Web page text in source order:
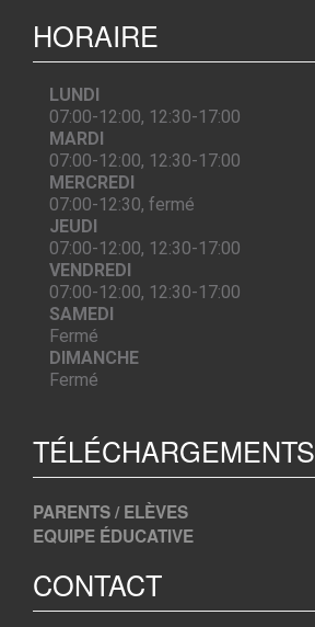
HORAIRE
LUNDI
07:00-12:00, 12:30-17:00
MARDI
07:00-12:00, 12:30-17:00
MERCREDI
07:00-12:30, fermé
JEUDI
07:00-12:00, 12:30-17:00
VENDREDI
07:00-12:00, 12:30-17:00
SAMEDI
Fermé
DIMANCHE
Fermé
TÉLÉCHARGEMENTS
PARENTS / ELÈVES
EQUIPE ÉDUCATIVE
CONTACT